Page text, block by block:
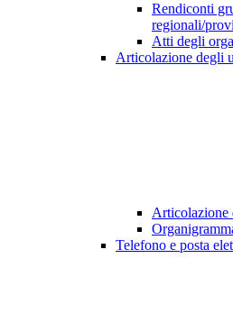
Rendiconti
regionali/
Atti degli
Articolazione degli
Telefono e posta